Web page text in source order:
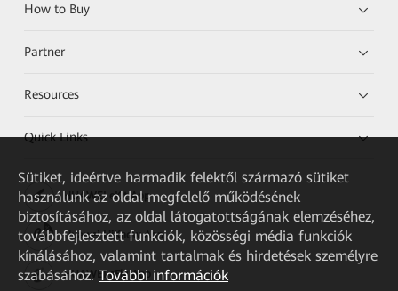
How to Buy
Partner
Resources
Quick Links
HUAWEI eKit App
Huawei HiKnow App
HUAWEI eFly App
Sütiket, ideértve harmadik felektől származó sütiket
használunk az oldal megfelelő működésének
biztosításához, az oldal látogatottságának elemzéséhez,
továbbfejlesztett funkciók, közösségi média funkciók
kínálásához, valamint tartalmak és hirdetések személyre
szabásához. További információk